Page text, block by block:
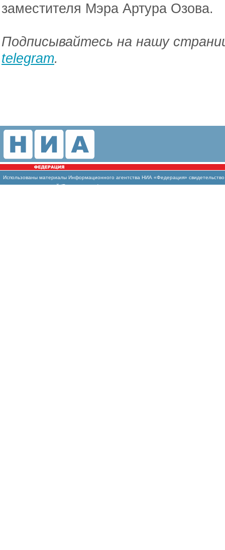
заместителя Мэра Артура Озова.
Подписывайтесь на нашу
telegram.
Использованы материалы Информационного агентства НИА «Федерация»
массовых коммуникаций (Роскомнадзор)